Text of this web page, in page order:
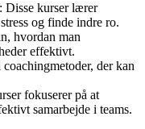
: Disse kurser lærer
og finde indre ro.
hvordan man
effektivt.
der kan
fokuserer på at
samarbejde i teams.